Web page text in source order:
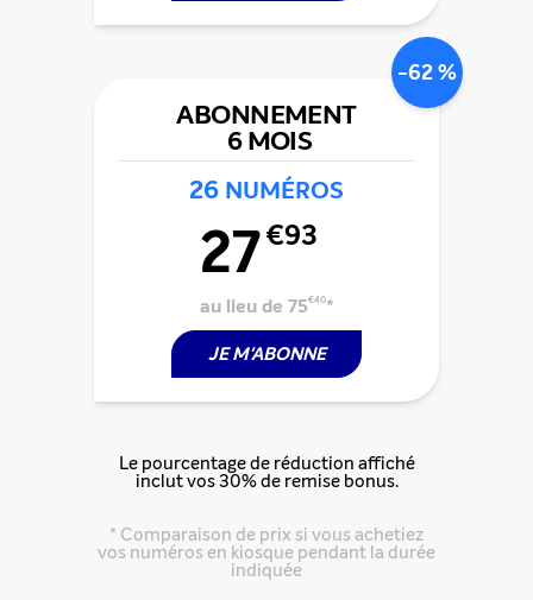
-62 %
ABONNEMENT
6 MOIS
26 NUMÉROS
27€93
au lieu de 75€40*
JE M'ABONNE
Le pourcentage de réduction affiché
inclut vos 30% de remise bonus.
* Comparaison de prix si vous achetiez
vos numéros en kiosque pendant la durée
indiquée
Partager cette offre